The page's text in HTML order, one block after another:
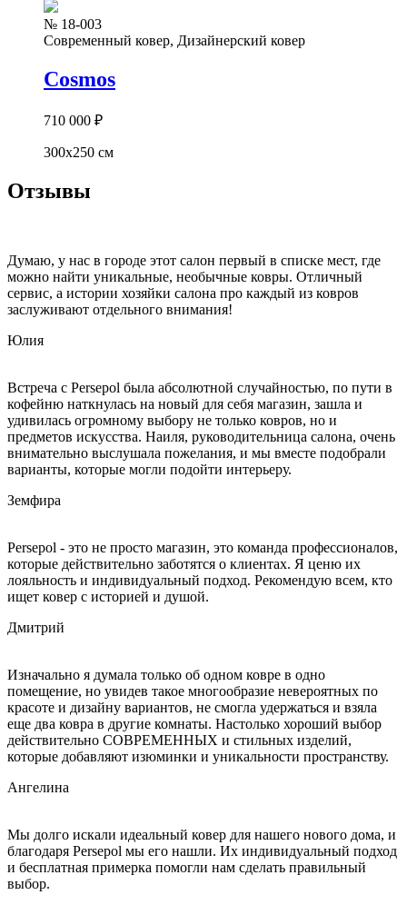
№ 18-003
Современный ковер, Дизайнерский ковер
Cosmos
710 000 ₽
300x250 см
Отзывы
Думаю, у нас в городе этот салон первый в списке мест, где
можно найти уникальные, необычные ковры. Отличный
сервис, а истории хозяйки салона про каждый из ковров
заслуживают отдельного внимания!
Юлия
Встреча с Persepol была абсолютной случайностью, по пути в
кофейню наткнулась на новый для себя магазин, зашла и
удивилась огромному выбору не только ковров, но и
предметов искусства. Наиля, руководительница салона, очень
внимательно выслушала пожелания, и мы вместе подобрали
варианты, которые могли подойти интерьеру.
Земфира
Persepol - это не просто магазин, это команда профессионалов,
которые действительно заботятся о клиентах. Я ценю их
лояльность и индивидуальный подход. Рекомендую всем, кто
ищет ковер с историей и душой.
Дмитрий
Изначально я думала только об одном ковре в одно
помещение, но увидев такое многообразие невероятных по
красоте и дизайну вариантов, не смогла удержаться и взяла
еще два ковра в другие комнаты. Настолько хороший выбор
действительно СОВРЕМЕННЫХ и стильных изделий,
которые добавляют изюминки и уникальности пространству.
Ангелина
Мы долго искали идеальный ковер для нашего нового дома, и
благодаря Persepol мы его нашли. Их индивидуальный подход
и бесплатная примерка помогли нам сделать правильный
выбор.